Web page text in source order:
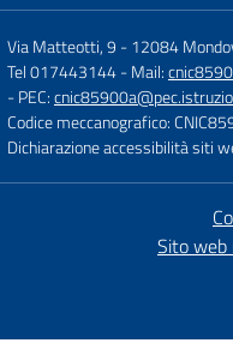
Via Matteotti, 9 -12084
Tel 017443144- Mail:
- PEC:
Codice meccanografico:
Dichiarazione accessibilità siti
Sito web